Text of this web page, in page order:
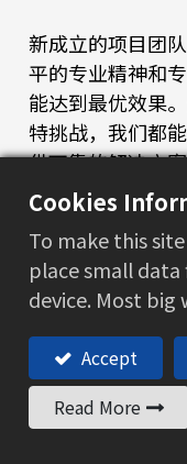
新成立的项目团
平的专业精神和
能达到最优效果
特挑战，我们都
供可靠的解决方
滚卸服务、超限
种全面的服务能
杂和独特的物流
的物流解决方案。
滚装/滚卸
车辆和机械运输
Cookies
To make this
place small
device. Most big
Accept
Read More